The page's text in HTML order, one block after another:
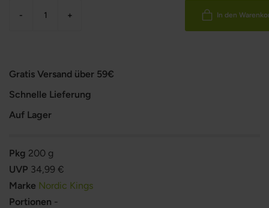
- + In den
Gratis Versand über 59€
Schnelle Lieferung
Auf Lager
Pkg 200 g
UVP 34,99 €
Marke Nordic Kings
Portionen -